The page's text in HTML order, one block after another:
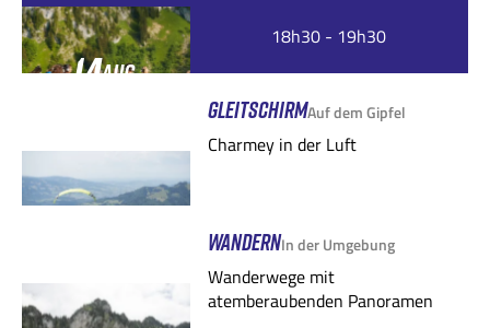
14AUG.
18h30 - 19h30
GLEITSCHIRMAuf dem Gipfel
Charmey in der Luft
WANDERNIn der Umgebung
Wanderwege mit
atemberaubenden Panoramen